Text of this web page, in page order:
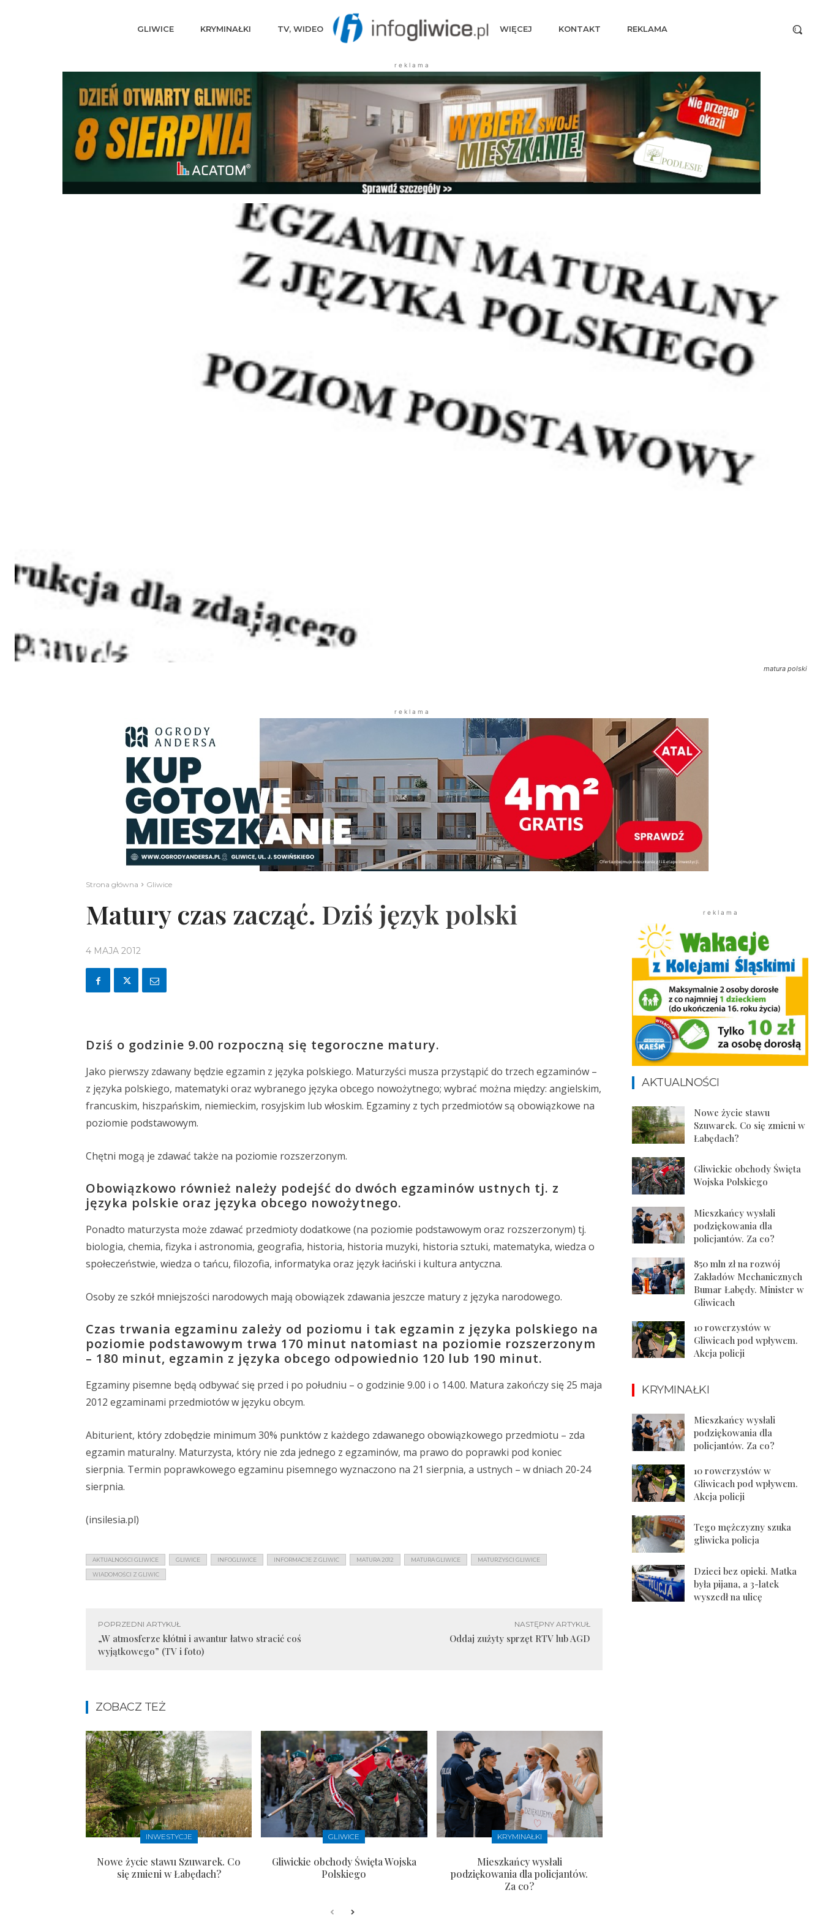
GLIWICE KRYMINAŁKI TV, WIDEO WIĘCEJ KONTAKT REKLAMA
r e k l a m a
matura polski
r e k l a m a
Strona główna Gliwice
Matury czas zacząć. Dziś język polski
4 MAJA 2012
Dziś o godzinie 9.00 rozpoczną się tegoroczne matury.
Jako pierwszy zdawany będzie egzamin z języka polskiego. Maturzyści musza przystąpić do trzech egzaminów –
z języka polskiego, matematyki oraz wybranego języka obcego nowożytnego; wybrać można między: angielskim,
francuskim, hiszpańskim, niemieckim, rosyjskim lub włoskim. Egzaminy z tych przedmiotów są obowiązkowe na
poziomie podstawowym.
Chętni mogą je zdawać także na poziomie rozszerzonym.
Obowiązkowo również należy podejść do dwóch egzaminów ustnych tj. z
języka polskie oraz języka obcego nowożytnego.
Ponadto maturzysta może zdawać przedmioty dodatkowe (na poziomie podstawowym oraz rozszerzonym) tj.
biologia, chemia, fizyka i astronomia, geografia, historia, historia muzyki, historia sztuki, matematyka, wiedza o
społeczeństwie, wiedza o tańcu, filozofia, informatyka oraz język łaciński i kultura antyczna.
Osoby ze szkół mniejszości narodowych mają obowiązek zdawania jeszcze matury z języka narodowego.
Czas trwania egzaminu zależy od poziomu i tak egzamin z języka polskiego na
poziomie podstawowym trwa 170 minut natomiast na poziomie rozszerzonym
– 180 minut, egzamin z języka obcego odpowiednio 120 lub 190 minut.
Egzaminy pisemne będą odbywać się przed i po południu – o godzinie 9.00 i o 14.00. Matura zakończy się 25 maja
2012 egzaminami przedmiotów w języku obcym.
Abiturient, który zdobędzie minimum 30% punktów z każdego zdawanego obowiązkowego przedmiotu – zda
egzamin maturalny. Maturzysta, który nie zda jednego z egzaminów, ma prawo do poprawki pod koniec
sierpnia. Termin poprawkowego egzaminu pisemnego wyznaczono na 21 sierpnia, a ustnych – w dniach 20-24
sierpnia.
(insilesia.pl)
AKTUALNOŚCI GLIWICE GLIWICE INFOGLIWICE INFORMACJE Z GLIWIC MATURA 2012 MATURA GLIWICE MATURZYŚCI GLIWICE
WIADOMOŚCI Z GLIWIC
POPRZEDNI ARTYKUŁ
„W atmosferze kłótni i awantur łatwo stracić coś
wyjątkowego” (TV i foto)
NASTĘPNY ARTYKUŁ
Oddaj zużyty sprzęt RTV lub AGD
ZOBACZ TEŻ
INWESTYCJE
Nowe życie stawu Szuwarek. Co
się zmieni w Łabędach?
GLIWICE
Gliwickie obchody Święta Wojska
Polskiego
KRYMINAŁKI
Mieszkańcy wysłali
podziękowania dla policjantów.
Za co?
r e k l a m a
AKTUALNOŚCI
Nowe życie stawu
Szuwarek. Co się zmieni w
Łabędach?
Gliwickie obchody Święta
Wojska Polskiego
Mieszkańcy wysłali
podziękowania dla
policjantów. Za co?
850 mln zł na rozwój
Zakładów Mechanicznych
Bumar Łabędy. Minister w
Gliwicach
10 rowerzystów w
Gliwicach pod wpływem.
Akcja policji
KRYMINAŁKI
Mieszkańcy wysłali
podziękowania dla
policjantów. Za co?
10 rowerzystów w
Gliwicach pod wpływem.
Akcja policji
Tego mężczyzny szuka
gliwicka policja
Dzieci bez opieki. Matka
była pijana, a 3-latek
wyszedł na ulicę